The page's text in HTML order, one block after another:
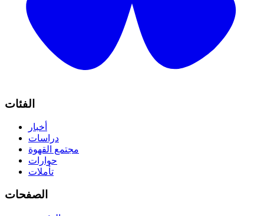
الفئات
أخبار
دراسات
مجتمع القهوة
حوارات
تأملات
الصفحات